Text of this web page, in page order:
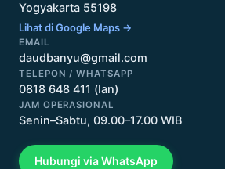
Yogyakarta 55198
Lihat di Google Maps →
EMAIL
daudbanyu@gmail.com
TELEPON / WHATSAPP
0818 648 411 (Ian)
JAM OPERASIONAL
Senin–Sabtu, 09.00–17.00 WIB
Hubungi via WhatsApp